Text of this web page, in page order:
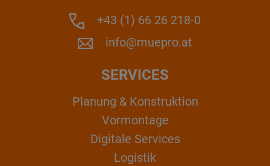
+43 (1) 66 26 218-0
info@muepro.at
SERVICES
Planung & Konstruktion
Vormontage
Digitale Services
Logistik